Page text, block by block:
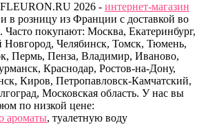
2026 - интернет-магазин
в розницу из Франции с доставкой во
Часто покупают: Москва, Екатеринбург,
Челябинск, Томск, Тюмень,
Пермь, Пенза, Владимир, Иваново,
Краснодар, Ростов-на-Дону,
Киров, Петропавловск-Камчатский,
Московская область. У нас вы
по низкой цене:
ароматы, туалетную воду